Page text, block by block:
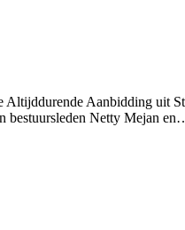
Altijddurende Aanbidding uit
bestuursleden Netty Mejan